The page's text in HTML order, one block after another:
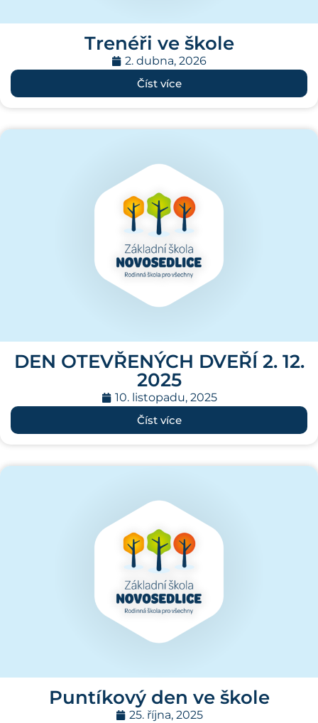
Trenéři ve škole
2. dubna, 2026
Číst více
DEN OTEVŘENÝCH DVEŘÍ 2. 12.
2025
10. listopadu, 2025
Číst více
Puntíkový den ve škole
25. října, 2025